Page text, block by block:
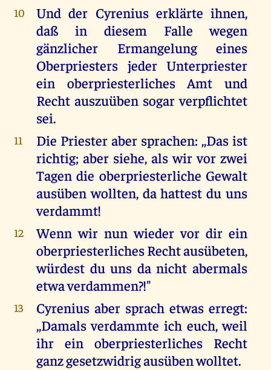
10
Und der Cyrenius erklärte ihnen,
daß in diesem Falle wegen
gänzlicher Ermangelung eines
Oberpriesters jeder Unterpriester
ein oberpriesterliches Amt und
Recht auszuüben sogar verpflichtet
sei.
11
Die Priester aber sprachen: ,,Das ist
richtig; aber siehe, als wir vor zwei
Tagen die oberpriesterliche Gewalt
ausüben wollten, da hattest du uns
verdammt!
12
Wenn wir nun wieder vor dir ein
oberpriesterliches Recht ausübeten,
würdest du uns da nicht abermals
etwa verdammen?!"
13
Cyrenius aber sprach etwas erregt:
,,Damals verdammte ich euch, weil
ihr ein oberpriesterliches Recht
ganz gesetzwidrig ausüben wolltet.